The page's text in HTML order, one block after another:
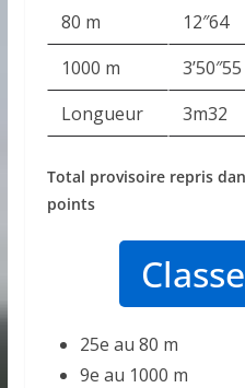
80 m 12″64
1000 m
3’50″55
Longueur
3m32
Total provisoire repris
points
25e au 80 m
9e au 1000 m